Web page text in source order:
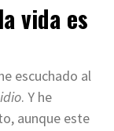
vida es
escuchado al
. Y he
aunque este